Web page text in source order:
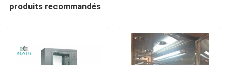
produits recommandés